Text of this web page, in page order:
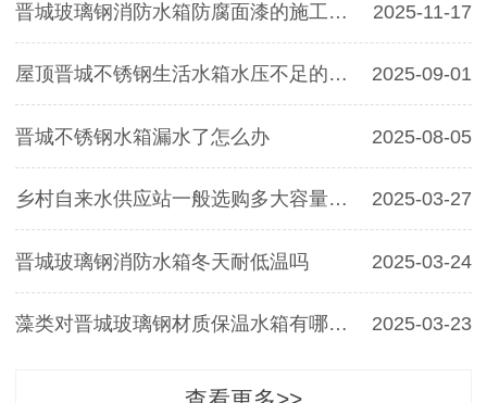
晋城玻璃钢消防水箱防腐面漆的施工工艺 2025-11-17
屋顶晋城不锈钢生活水箱水压不足的原因有哪些？ 2025-09-01
晋城不锈钢水箱漏水了怎么办 2025-08-05
乡村自来水供应站一般选购多大容量的晋城不锈钢水箱 2025-03-27
晋城玻璃钢消防水箱冬天耐低温吗 2025-03-24
藻类对晋城玻璃钢材质保温水箱有哪些危害？ 2025-03-23